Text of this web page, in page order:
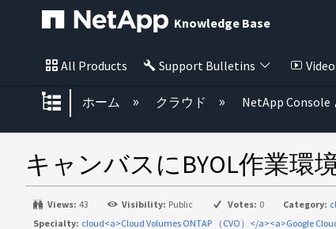
Knowledge Base
All Products Support Bulletins
グローバル階層を展開/折りた
ホーム クラウド NetApp Console
キャンバスにBYOL作業環
Views: 43 Visibility: Public Votes: 0 Category:
Specialty: cloud<a>Cloud Volumes ONTAP （CVO）</a><a>Google